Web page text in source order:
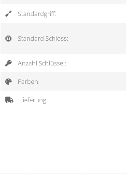
Standardgriff:
Standard Schloss:
Anzahl Schlüssel:
Farben:
Lieferung: